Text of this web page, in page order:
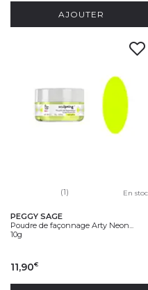
AJOUTER
(1) En
PEGGY SAGE
Poudre de façonnage Arty Neon...
10g
11,90€